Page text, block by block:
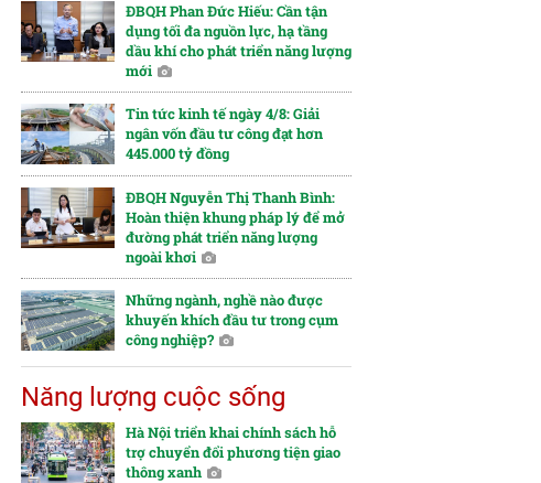
ĐBQH Phan Đức Hiếu: Cần tận
dụng tối đa nguồn lực, hạ tầng
dầu khí cho phát triển năng lượng
mới
Tin tức kinh tế ngày 4/8: Giải
ngân vốn đầu tư công đạt hơn
445.000 tỷ đồng
ĐBQH Nguyễn Thị Thanh Bình:
Hoàn thiện khung pháp lý để mở
đường phát triển năng lượng
ngoài khơi
Những ngành, nghề nào được
khuyến khích đầu tư trong cụm
công nghiệp?
Năng lượng cuộc sống
Hà Nội triển khai chính sách hỗ
trợ chuyển đổi phương tiện giao
thông xanh